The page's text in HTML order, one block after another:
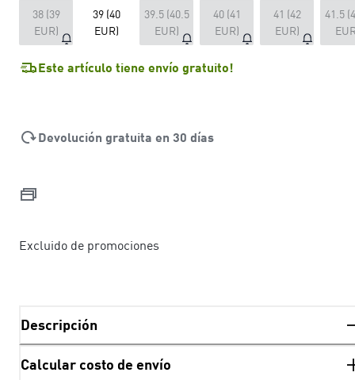
38 (39
EUR)
39 (40
EUR)
39.5 (40.5
EUR)
40 (41
EUR)
41 (42
EUR)
41.5
Este artículo tiene envío gratuito!
Devolución gratuita en 30 días
Excluido de promociones
Descripción
Calcular costo de envío